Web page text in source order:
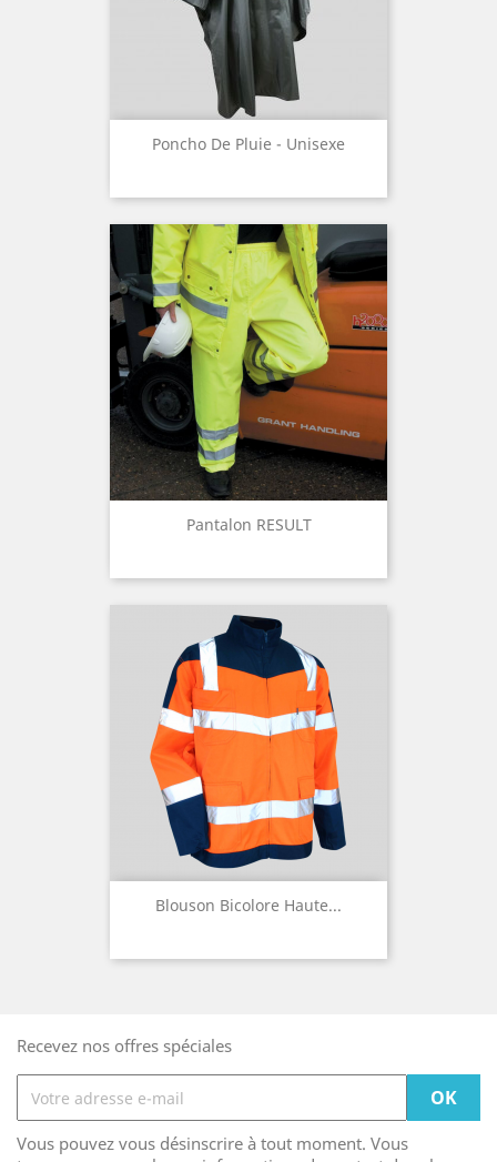
Poncho De Pluie - Unisexe
Pantalon RESULT
Blouson Bicolore Haute...
Recevez nos offres spéciales
Vous pouvez vous désinscrire à tout moment. Vous